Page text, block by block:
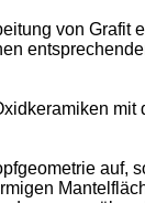
von Grafit
mit
auf,